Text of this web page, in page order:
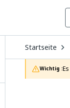
Startseite
Wichtig :